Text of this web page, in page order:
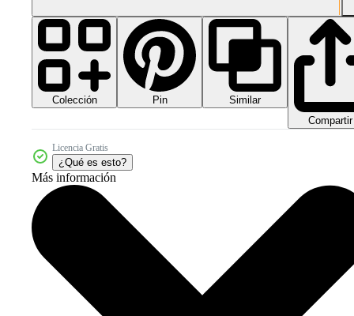
Colección Pin
Similar
Compartir
Licencia Gratis
¿Qué es esto?
Más información